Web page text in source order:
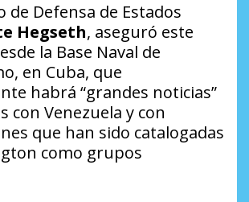
de Defensa de Estados
Hegseth, aseguró este
la Base Naval de
en Cuba, que
habrá “grandes noticias”
con Venezuela y con
que han sido catalogadas
como grupos